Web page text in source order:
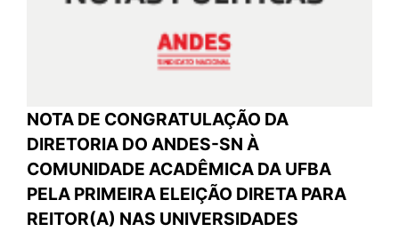
NOTA DE CONGRATULAÇÃO DA
DIRETORIA DO ANDES-SN À
COMUNIDADE ACADÊMICA DA UFBA
PELA PRIMEIRA ELEIÇÃO DIRETA PARA
REITOR(A) NAS UNIVERSIDADES